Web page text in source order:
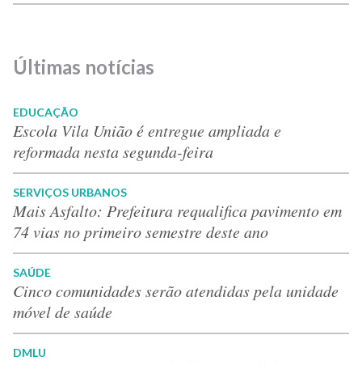
Últimas notícias
EDUCAÇÃO
Escola Vila União é entregue ampliada e
reformada nesta segunda-feira
SERVIÇOS URBANOS
Mais Asfalto: Prefeitura requalifica pavimento em
74 vias no primeiro semestre deste ano
SAÚDE
Cinco comunidades serão atendidas pela unidade
móvel de saúde
DMLU